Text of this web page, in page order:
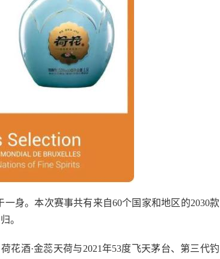
身。本次赛事共有来自60个国家和地区的2030款
。
花酒·金蕊天荷与2021年53度飞天茅台、第三代钓